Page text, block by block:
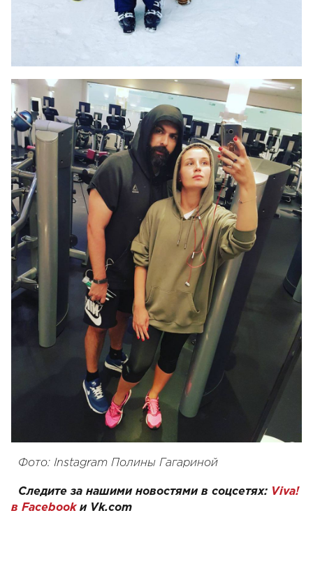
Фото: Instagram Полины Гагариной
Следите за нашими новостями в соцсетях: Viva!
в Facebookи Vk.com